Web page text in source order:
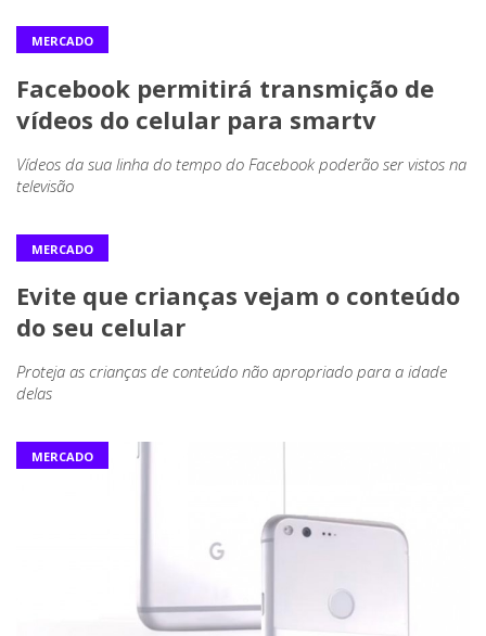
MERCADO
Facebook permitirá transmição de
vídeos do celular para smartv
Vídeos da sua linha do tempo do Facebook poderão ser vistos na
televisão
MERCADO
Evite que crianças vejam o conteúdo
do seu celular
Proteja as crianças de conteúdo não apropriado para a idade
delas
MERCADO